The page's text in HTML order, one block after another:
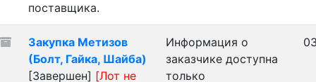
поставщика.
Закупка Метизов
(Болт, Гайка, Шайба)
[Завершен] [Лот не
Информация о
заказчике доступна
только